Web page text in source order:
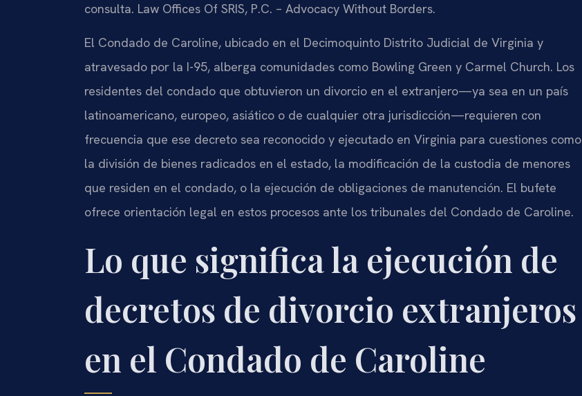
consulta. Law Offices Of SRIS, P.C. – Advocacy Without Borders.
El Condado de Caroline, ubicado en el Decimoquinto Distrito Judicial de Virginia y
atravesado por la I-95, alberga comunidades como Bowling Green y Carmel Church. Los
residentes del condado que obtuvieron un divorcio en el extranjero—ya sea en un país
latinoamericano, europeo, asiático o de cualquier otra jurisdicción—requieren con
frecuencia que ese decreto sea reconocido y ejecutado en Virginia para cuestiones como
la división de bienes radicados en el estado, la modificación de la custodia de menores
que residen en el condado, o la ejecución de obligaciones de manutención. El bufete
ofrece orientación legal en estos procesos ante los tribunales del Condado de Caroline.
Lo que significa la ejecución de
decretos de divorcio extranjeros
en el Condado de Caroline